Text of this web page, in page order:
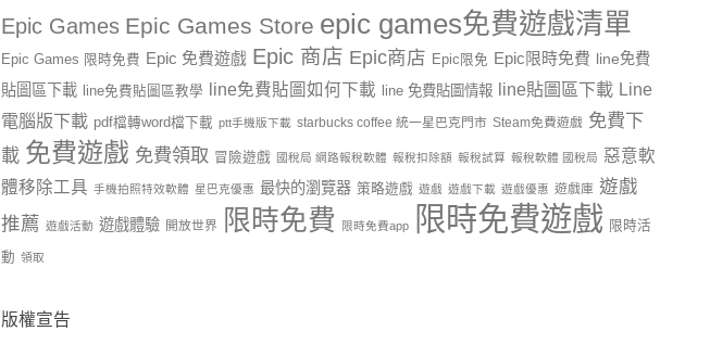
Epic Games Epic Games Store epic games免費遊戲清單
Epic Games 限時免費 Epic 免費遊戲 Epic 商店 Epic商店 Epic限免 Epic限時免費 line免費
貼圖區下載
line免費貼圖區教學 line免費貼圖如何下載 line 免費貼圖情報 line貼圖區下載 Line
電腦版下載 pdf檔轉word檔下載 ptt手機版下載 starbucks coffee 統一星巴克門市 Steam免費遊戲 免費下
載 免費遊戲 免費領取 冒險遊戲 國稅局 網路報稅軟體 報稅扣除額 報稅試算 報稅軟體 國稅局 惡意軟
體移除工具 手機拍照特效軟體 星巴克優惠 最快的瀏覽器 策略遊戲 遊戲 遊戲下載 遊戲優惠 遊戲庫 遊戲
推薦 遊戲活動 遊戲體驗 開放世界 限時免費 限時免費app 限時免費遊戲 限時活
動 領取
版權宣告